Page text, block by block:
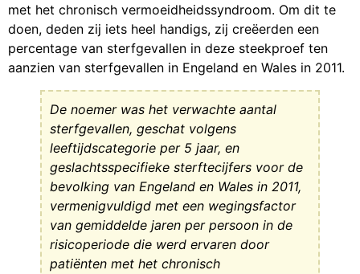
met het chronisch vermoeidheidssyndroom. Om dit te
doen, deden zij iets heel handigs, zij creëerden een
percentage van sterfgevallen in deze steekproef ten
aanzien van sterfgevallen in Engeland en Wales in 2011.
De noemer was het verwachte aantal
sterfgevallen, geschat volgens
leeftijdscategorie per 5 jaar, en
geslachtsspecifieke sterftecijfers voor de
bevolking van Engeland en Wales in 2011,
vermenigvuldigd met een wegingsfactor
van gemiddelde jaren per persoon in de
risicoperiode die werd ervaren door
patiënten met het chronisch